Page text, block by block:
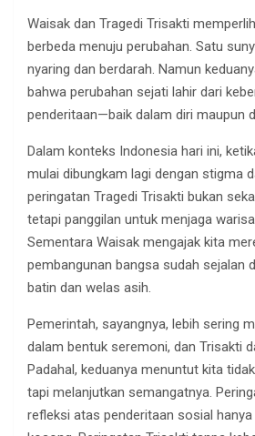
Waisak dan Tragedi Trisakti
berbeda menuju perubahan. Satu
nyaring dan berdarah. Namun
bahwa perubahan sejati lahir dari
penderitaan—baik dalam diri maupun
Dalam konteks Indonesia hari ini,
mulai dibungkam lagi dengan stigma
peringatan Tragedi Trisakti bukan
tetapi panggilan untuk menjaga
Sementara Waisak mengajak kita
pembangunan bangsa sudah sejalan
batin dan welas asih.
Pemerintah, sayangnya, lebih sering
dalam bentuk seremoni, dan Trisakti
Padahal, keduanya menuntut kita
tapi melanjutkan semangatnya.
refleksi atas penderitaan sosial hanya